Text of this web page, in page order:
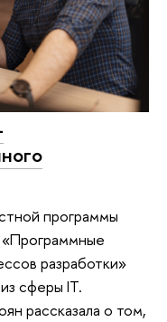
программы
разработки»
сферы IT.
рассказала о том,